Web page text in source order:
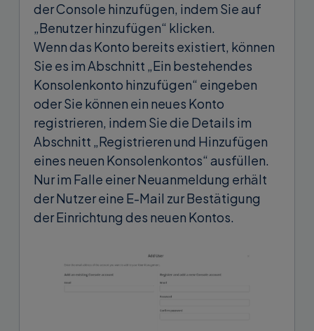
der Console hinzufügen, indem Sie auf
„Benutzer hinzufügen“ klicken.
Wenn das Konto bereits existiert, können
Sie es im Abschnitt „Ein bestehendes
Konsolenkonto hinzufügen“ eingeben
oder Sie können ein neues Konto
registrieren, indem Sie die Details im
Abschnitt „Registrieren und Hinzufügen
eines neuen Konsolenkontos“ ausfüllen.
Nur im Falle einer Neuanmeldung erhält
der Nutzer eine E-Mail zur Bestätigung
der Einrichtung des neuen Kontos.